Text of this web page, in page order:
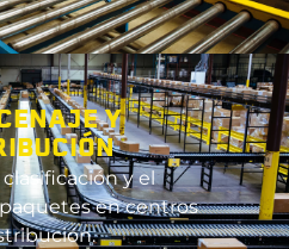
Y
y el
en centros